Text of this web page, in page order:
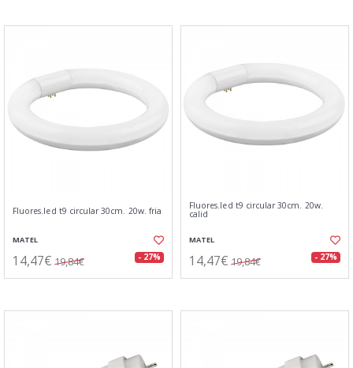
Fluores.led t9 circular 30cm. 20w. fria
MATEL
14,47€ 19,84€ - 27%
Fluores.led t9 circular 30cm. 20w.
calid
MATEL
14,47€ 19,84€ - 27%